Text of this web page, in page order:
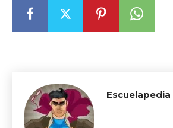
Escuelapedia